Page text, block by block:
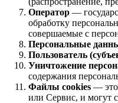
Оператор —
обработку
совершаемые с
Персональные
Пользователь
Уничтожение
содержания
Файлы cookies — это
или Сервис, и могут